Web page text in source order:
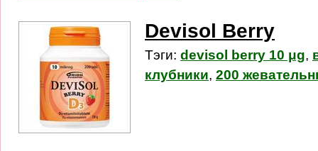
Devisol Berry
Тэги: devisol berry 10 μg,
клубники, 200